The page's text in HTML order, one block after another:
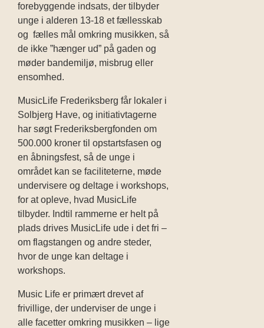
forebyggende indsats, der tilbyder
unge i alderen 13-18 et fællesskab
og fælles mål omkring musikken, så
de ikke ”hænger ud” på gaden og
møder bandemiljø, misbrug eller
ensomhed.
MusicLife Frederiksberg får lokaler i
Solbjerg Have, og initiativtagerne
har søgt Frederiksbergfonden om
500.000 kroner til opstartsfasen og
en åbningsfest, så de unge i
området kan se faciliteterne, møde
undervisere og deltage i workshops,
for at opleve, hvad MusicLife
tilbyder. Indtil rammerne er helt på
plads drives MusicLife ude i det fri –
om flagstangen og andre steder,
hvor de unge kan deltage i
workshops.
Music Life er primært drevet af
frivillige, der underviser de unge i
alle facetter omkring musikken – lige